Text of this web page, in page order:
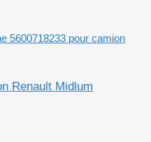
5600718233 pour camion
Renault Midlum